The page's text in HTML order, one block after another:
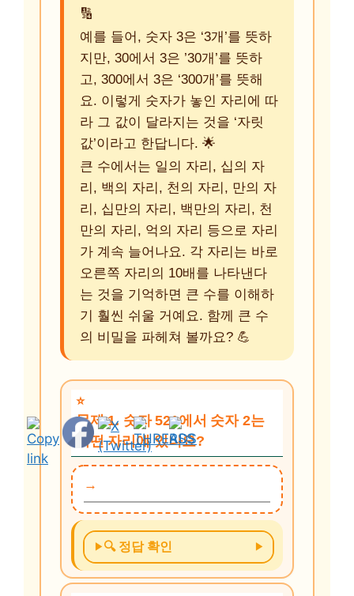
🔢
예를 들어, 숫자 3은 ‘3개’를 뜻하
지만, 30에서 3은 ’30개’를 뜻하
고, 300에서 3은 ‘300개’를 뜻해
요. 이렇게 숫자가 놓인 자리에 따
라 그 값이 달라지는 것을 ‘자릿
값’이라고 한답니다. 🌟
큰 수에서는 일의 자리, 십의 자
리, 백의 자리, 천의 자리, 만의 자
리, 십만의 자리, 백만의 자리, 천
만의 자리, 억의 자리 등으로 자리
가 계속 늘어나요. 각 자리는 바로
오른쪽 자리의 10배를 나타낸다
는 것을 기억하면 큰 수를 이해하
기 훨씬 쉬울 거예요. 함께 큰 수
의 비밀을 파헤쳐 볼까요? 💪
문제 1. 숫자 521에서 숫자 2는
어떤 자리에 있나요?
🔍 정답 확인